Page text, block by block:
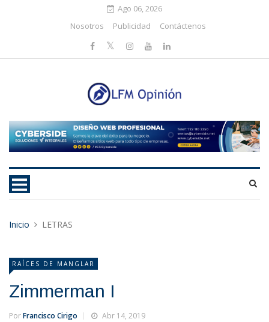
Ago 06, 2026
Nosotros
Publicidad Contáctenos
Inicio LETRAS
RAÍCES DE MANGLAR
Zimmerman I
PorFrancisco Cirigo Abr 14, 2019